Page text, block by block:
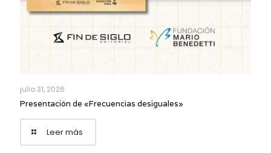
julio 31, 2026
Presentación de «Frecuencias desiguales»
Leer más